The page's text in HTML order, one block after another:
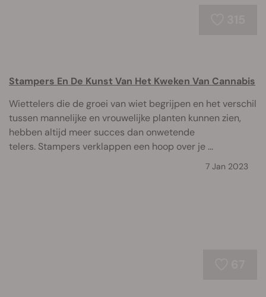
Stampers En De Kunst Van Het Kweken Van Cannabis
Wiettelers die de groei van wiet begrijpen en het verschil
tussen mannelijke en vrouwelijke planten kunnen zien,
hebben altijd meer succes dan onwetende
telers. Stampers verklappen een hoop over je ...
7 Jan 2023